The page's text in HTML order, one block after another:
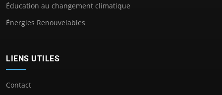
Éducation au changement climatique
Énergies Renouvelables
LIENS UTILES
Contact